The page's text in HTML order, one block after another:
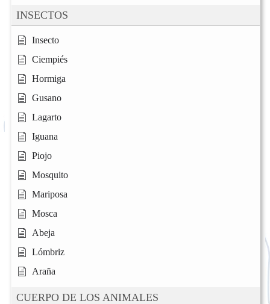
INSECTOS
Insecto
Ciempiés
Hormiga
Gusano
Lagarto
Iguana
Piojo
Mosquito
Mariposa
Mosca
Abeja
Lómbriz
Araña
CUERPO DE LOS ANIMALES